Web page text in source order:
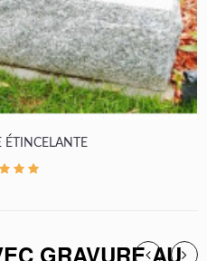
ÉTINCELANTE
GRAVURE AU